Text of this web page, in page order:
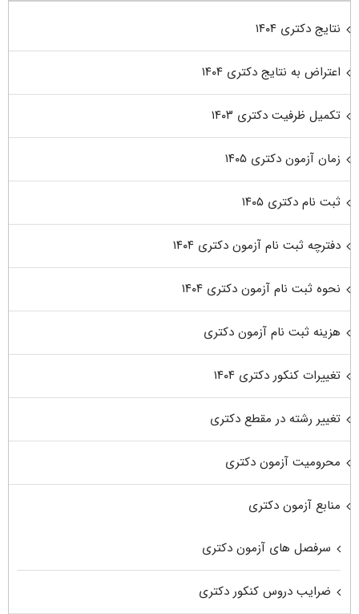
نتایج دکتری ۱۴۰۴
اعتراض به نتایج دکتری ۱۴۰۴
تکمیل ظرفیت دکتری ۱۴۰۳
زمان آزمون دکتری ۱۴۰۵
ثبت نام دکتری ۱۴۰۵
دفترچه ثبت نام آزمون دکتری ۱۴۰۴
نحوه ثبت نام آزمون دکتری ۱۴۰۴
هزینه ثبت نام آزمون دکتری
تغییرات کنکور دکتری ۱۴۰۴
تغییر رشته در مقطع دکتری
محرومیت آزمون دکتری
منابع آزمون دکتری
سرفصل های آزمون دکتری
ضرایب دروس کنکور دکتری